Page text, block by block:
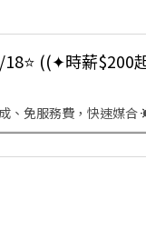
：台中市大雅區中清路四段839號 大雅雅潭
二店：台中市大雅區
：台中市潭子
豐原新生店：台中市豐原區新生北路63號
向陽店：台中市豐原區
四段100號 台中太原
德路一段163號 台中
街76號 台中邦邦店：台中
權五街82-2號 台中
- 智取店：台
130號 北屯軍功 - 智
店：台中市北屯區天
區遼陽五街41號 西屯區 西屯逢甲 -
業區一路96之2號 西
屯區文心路三段396
：台中市大雅區中清路四段839號 大雅雅潭
二店：台中市大雅區
：台中市潭子
原新生店：台中市豐原區新生北路63號 豐
向陽店：台中市豐原區
@950piqfh(雷諾) ☀️打電話預約:0975-348-
➪時薪【$200起】➪未
免費供餐 【用餐說明